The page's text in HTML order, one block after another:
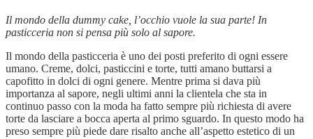
Il mondo della dummy cake, l’occhio vuole la sua parte! In
pasticceria non si pensa più solo al sapore.
Il mondo della pasticceria è uno dei posti preferito di ogni essere
umano. Creme, dolci, pasticcini e torte, tutti amano buttarsi a
capofitto in dolci di ogni genere. Mentre prima si dava più
importanza al sapore, negli ultimi anni la clientela che sta in
continuo passo con la moda ha fatto sempre più richiesta di avere
torte da lasciare a bocca aperta al primo sguardo. In questo modo ha
preso sempre più piede dare risalto anche all’aspetto estetico di un